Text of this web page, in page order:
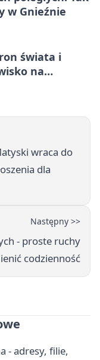
w Gnieźnie
świata i
na
wraca do
dla
Następny >>
- proste ruchy
codzienność
- adresy, filie,